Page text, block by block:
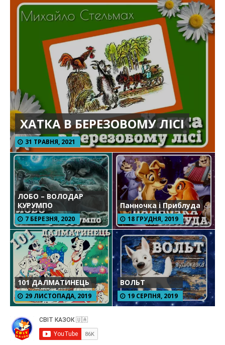
ХАТКА В БЕРЕЗОВОМУ ЛІСІ
31 ТРАВНЯ, 2021
ЛОБО – ВОЛОДАР
КУРУМПО
7 БЕРЕЗНЯ, 2020
Панночка і Приблуда
18 ГРУДНЯ, 2019
101 ДАЛМАТИНЕЦЬ
29 ЛИСТОПАДА, 2019
ВОЛЬТ
19 СЕРПНЯ, 2019